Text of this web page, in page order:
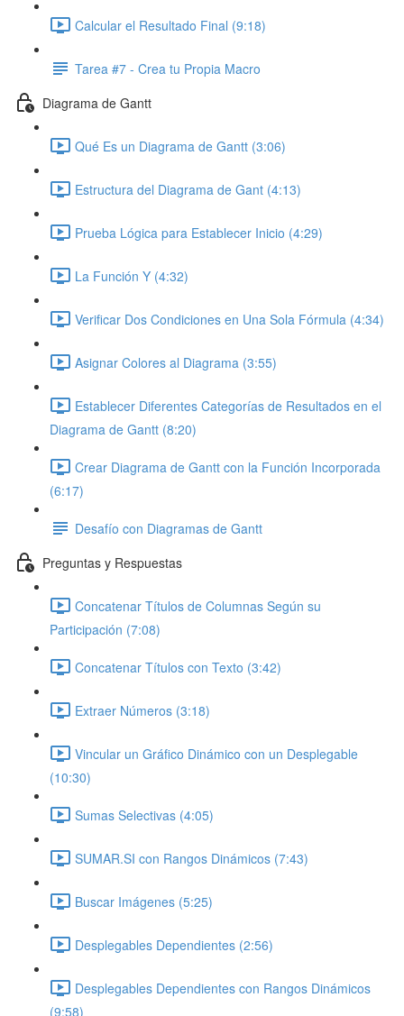
Calcular el Resultado Final (9:18)
Tarea #7 - Crea tu Propia Macro
Diagrama de Gantt
Qué Es un Diagrama de Gantt (3:06)
Estructura del Diagrama de Gant (4:13)
Prueba Lógica para Establecer Inicio (4:29)
La Función Y (4:32)
Verificar Dos Condiciones en Una Sola Fórmula (4:34)
Asignar Colores al Diagrama (3:55)
Establecer Diferentes Categorías de Resultados en el
Diagrama de Gantt (8:20)
Crear Diagrama de Gantt con la Función Incorporada
(6:17)
Desafío con Diagramas de Gantt
Preguntas y Respuestas
Concatenar Títulos de Columnas Según su
Participación (7:08)
Concatenar Títulos con Texto (3:42)
Extraer Números (3:18)
Vincular un Gráfico Dinámico con un Desplegable
(10:30)
Sumas Selectivas (4:05)
SUMAR.SI con Rangos Dinámicos (7:43)
Buscar Imágenes (5:25)
Desplegables Dependientes (2:56)
Desplegables Dependientes con Rangos Dinámicos
(9:58)